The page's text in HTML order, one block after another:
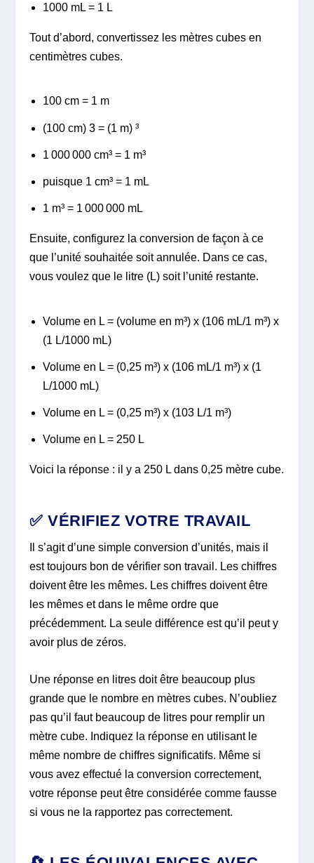
1000 mL = 1 L
Tout d’abord, convertissez les mètres cubes en
centimètres cubes.
100 cm = 1 m
(100 cm) 3 = (1 m) ³
1 000 000 cm³ = 1 m³
puisque 1 cm³ = 1 mL
1 m³ = 1 000 000 mL
Ensuite, configurez la conversion de façon à ce
que l’unité souhaitée soit annulée. Dans ce cas,
vous voulez que le litre (L) soit l’unité restante.
Volume en L = (volume en m³) x (106 mL/1 m³) x
(1 L/1000 mL)
Volume en L = (0,25 m³) x (106 mL/1 m³) x (1
L/1000 mL)
Volume en L = (0,25 m³) x (103 L/1 m³)
Volume en L = 250 L
Voici la réponse : il y a 250 L dans 0,25 mètre cube.
✅ VÉRIFIEZ VOTRE TRAVAIL
Il s’agit d’une simple conversion d’unités, mais il
est toujours bon de vérifier son travail. Les chiffres
doivent être les mêmes. Les chiffres doivent être
les mêmes et dans le même ordre que
précédemment. La seule différence est qu’il peut y
avoir plus de zéros.
Une réponse en litres doit être beaucoup plus
grande que le nombre en mètres cubes. N’oubliez
pas qu’il faut beaucoup de litres pour remplir un
mètre cube. Indiquez la réponse en utilisant le
même nombre de chiffres significatifs. Même si
vous avez effectué la conversion correctement,
votre réponse peut être considérée comme fausse
si vous ne la rapportez pas correctement.